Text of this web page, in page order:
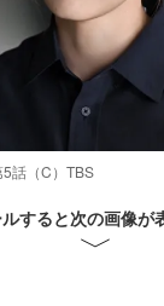
話（C）TBS
すると次の画像が